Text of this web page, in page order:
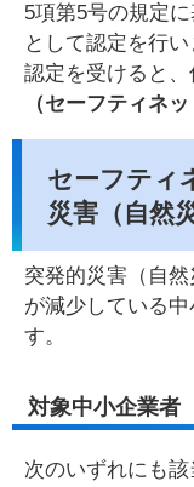
5項第5号の規定
として認定を行い
認定を受けると
（セーフティネッ
セーフティ
災害（自然
突発的災害（自
が減少している
す。
対象中小企業者
次のいずれにも